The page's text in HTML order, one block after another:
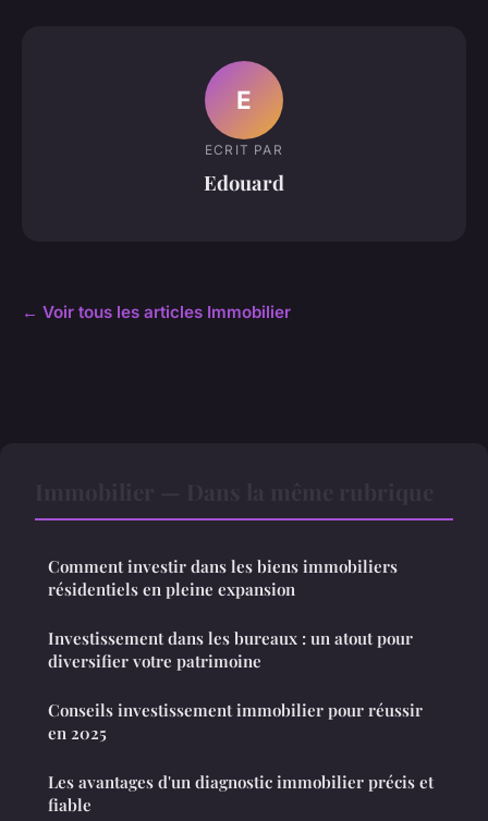
E
ECRIT PAR
Edouard
← Voir tous les articles Immobilier
Comment investir dans les biens immobiliers
résidentiels en pleine expansion
Investissement dans les bureaux : un atout pour
diversifier votre patrimoine
Conseils investissement immobilier pour réussir
en 2025
Les avantages d'un diagnostic immobilier précis et
fiable